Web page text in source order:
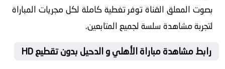
بصوت المعلق القناة توفر تغطية كاملة لكل مجريات المباراة
لتجربة مشاهدة سلسة لجميع المتابعين.
رابط مشاهدة مباراة الأهلي و الدحيل بدون تقطيع HD